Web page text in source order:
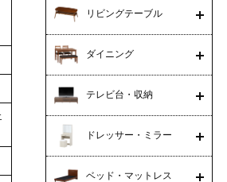
リビングテーブル
ダイニング
テレビ台・収納
ドレッサー・ミラー
ベッド・マットレス